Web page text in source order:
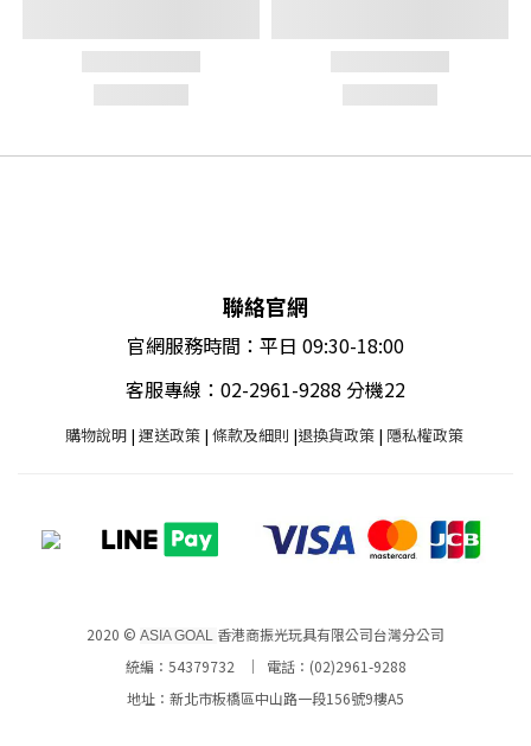
聯絡官網
官網服務時間：平日 09:30-18:00
客服專線：02-2961-9288 分機22
購物說明| 運送政策 | 條款及細則 |退換貨政策| 隱私權政策
2020 © ASIA GOAL 香港商振光玩具有限公司台灣分公司
統編：54379732 ｜ 電話：(02)2961-9288
地址：新北市板橋區中山路一段156號9樓A5